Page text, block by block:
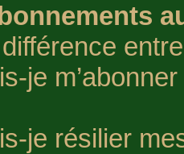
je
je résilier